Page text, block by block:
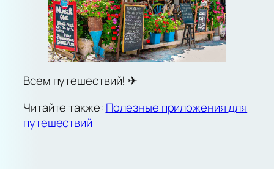
Всем путешествий! ✈︎
Читайте также: Полезные приложения для
путешествий